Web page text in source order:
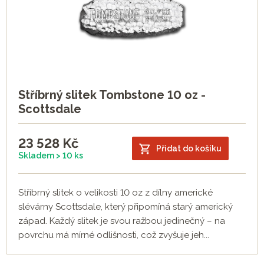
Stříbrný slitek Tombstone 10 oz -
Scottsdale
23 528 Kč
Skladem > 10 ks
Přidat do košíku
Stříbrný slitek o velikosti 10 oz z dílny americké
slévárny Scottsdale, který připomíná starý americký
západ. Každý slitek je svou ražbou jedinečný – na
povrchu má mírné odlišnosti, což zvyšuje jeh...